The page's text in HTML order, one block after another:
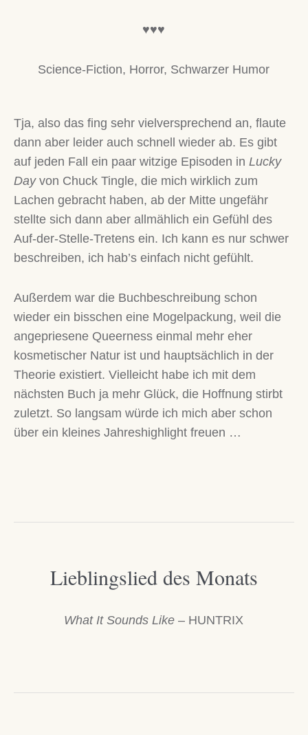
♥♥♥
Science-Fiction, Horror, Schwarzer Humor
Tja, also das fing sehr vielversprechend an, flaute
dann aber leider auch schnell wieder ab. Es gibt
auf jeden Fall ein paar witzige Episoden in Lucky
Dayvon Chuck Tingle, die mich wirklich zum
Lachen gebracht haben, ab der Mitte ungefähr
stellte sich dann aber allmählich ein Gefühl des
Auf-der-Stelle-Tretens ein. Ich kann es nur schwer
beschreiben, ich hab’s einfach nicht gefühlt.
Außerdem war die Buchbeschreibung schon
wieder ein bisschen eine Mogelpackung, weil die
angepriesene Queerness einmal mehr eher
kosmetischer Natur ist und hauptsächlich in der
Theorie existiert. Vielleicht habe ich mit dem
nächsten Buch ja mehr Glück, die Hoffnung stirbt
zuletzt. So langsam würde ich mich aber schon
über ein kleines Jahreshighlight freuen …
Lieblingslied des Monats
What It Sounds Like – HUNTRIX